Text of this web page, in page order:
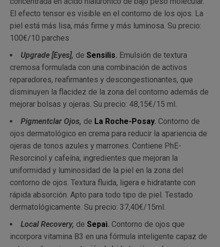
El efecto tensor es visible en el contorno de los ojos. La
piel está más lisa, más firme y más luminosa. Su precio:
100€/10 parches
Upgrade [Eyes], de Sensilis. Emulsión de textura
cremosa formulada con una combinación de activos
reparadores, reafirmantes y descongestionantes, que
disminuyen la flacidez de la zona del contorno además de
mejorar bolsas y ojeras. Su precio: 48,15€/15 ml.
Pigmentclar Ojos, de La Roche-Posay. Contorno de
ojos dermatológico en crema para reducir la apariencia de
ojeras de tonos azules y marrones. Contiene PhE-
Resorcinol y cafeína, ingredientes que mejoran la
uniformidad y luminosidad de la piel en la zona del
contorno de ojos. Textura fluida, ligera e hidratante con
rápida absorción. Apto para todo tipo de piel. Testado
dermatológicamente. Su precio: 37,40€/15ml.
Local Recovery, de Sepai. Contorno de ojos que
incorpora vitamina B3 en una fórmula inteligente capaz de